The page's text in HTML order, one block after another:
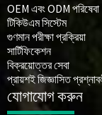
OEM এবং ODM পরিষেবা
টিকিউএম সিস্টেম
গুণমান পরীক্ষা প্রক্রিয়া
সার্টিফিকেশন
বিক্রয়োত্তর সেবা
প্রায়শই জিজ্ঞাসিত
যোগাযোগ করুন